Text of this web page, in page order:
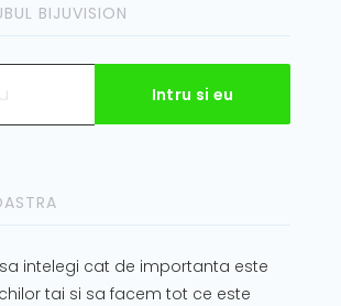
BIJUVISION
intelegi cat de importanta este
tai si sa facem tot ce este